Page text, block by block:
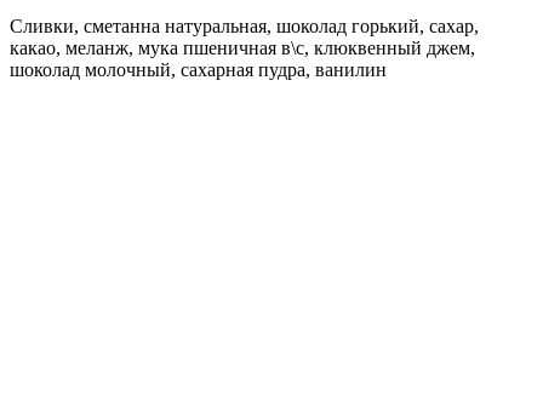
Сливки, сметанна натуральная, шоколад горький, сахар,
какао, меланж, мука пшеничная в\с, клюквенный джем,
шоколад молочный, сахарная пудра, ванилин